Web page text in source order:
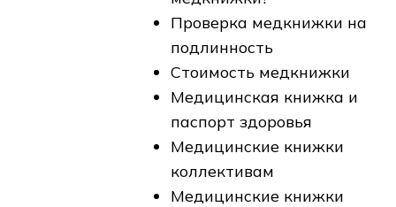
Проверка медкнижки на
подлинность
Стоимость медкнижки
Медицинская книжка и
паспорт здоровья
Медицинские книжки
коллективам
Медицинские книжки